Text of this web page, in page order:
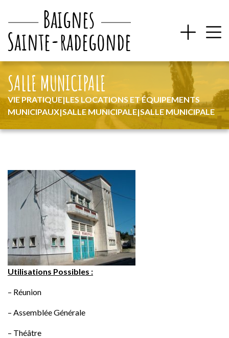
VIE PRATIQUE|LES LOCATIONS ET ÉQUIPEMENTS
MUNICIPAUX|SALLE MUNICIPALE|SALLE MUNICIPALE
SALLE MUNICIPALE
Utilisations Possibles :
– Réunion
– Assemblée Générale
– Théâtre